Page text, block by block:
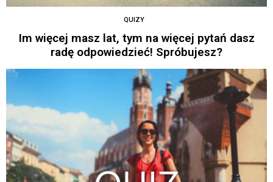
QUIZY
Im więcej masz lat, tym na więcej pytań dasz
radę odpowiedzieć! Spróbujesz?